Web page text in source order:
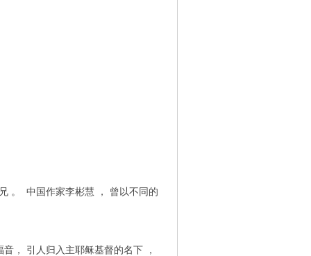
。 中国作家李彬慧 ， 曾以不同的
引人归入主耶稣基督的名下 ，